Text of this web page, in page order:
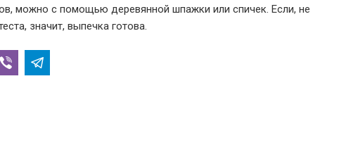
можно с помощью деревянной шпажки или спичек. Если, не
значит, выпечка готова.